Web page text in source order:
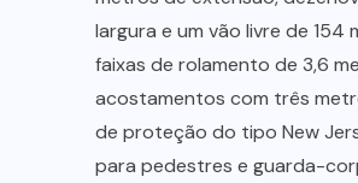
largura e um vão livre de 154
faixas de rolamento de 3,6
acostamentos com três
de proteção do tipo New
para pedestres e guarda-